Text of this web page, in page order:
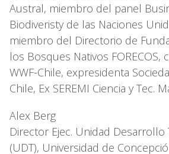
Austral, miembro del panel
Biodiveristy de las Naciones
miembro del Directorio de
los Bosques Nativos FORECOS,
WWF-Chile, expresidenta
Chile, Ex SEREMI Ciencia y Tec.
Alex Berg
Director Ejec. Unidad Desarrollo
(UDT), Universidad de